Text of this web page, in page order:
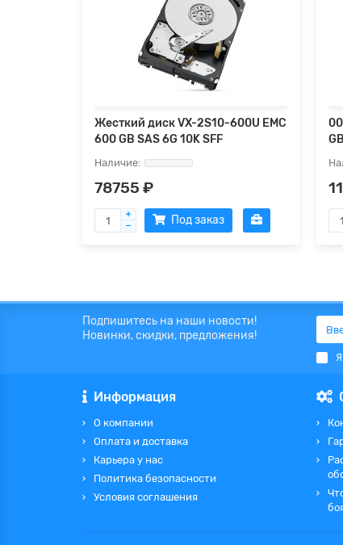
Жесткий диск VX-2S10-600U EMC
600 GB SAS 6G 10K SFF
78755 ₽
Под заказ
Подпишитесь на наши новости!
Новинки, скидки, предложения!
Информация
О компании
Оплата и доставка
Карьера у нас
Политика безопасности
Условия соглашения